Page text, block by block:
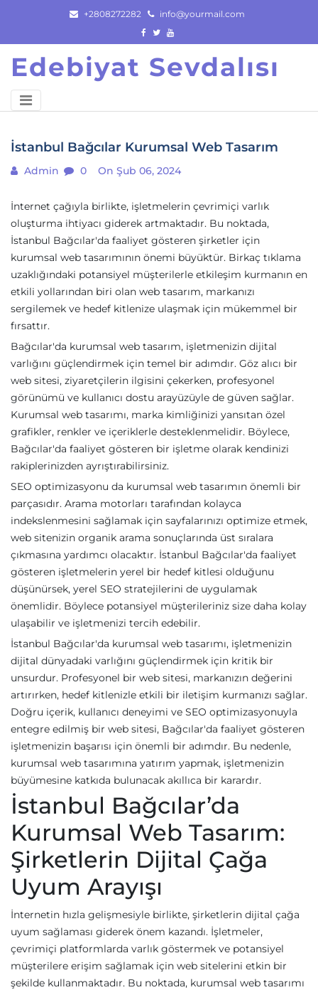
content
+2808272282 info@yourmail.com
Edebiyat Sevdalısı
İstanbul Bağcılar Kurumsal Web Tasarım
Admin 0 On Şub 06, 2024
İnternet çağıyla birlikte, işletmelerin çevrimiçi varlık
oluşturma ihtiyacı giderek artmaktadır. Bu noktada,
İstanbul Bağcılar'da faaliyet gösteren şirketler için
kurumsal web tasarımının önemi büyüktür. Birkaç tıklama
uzaklığındaki potansiyel müşterilerle etkileşim kurmanın en
etkili yollarından biri olan web tasarım, markanızı
sergilemek ve hedef kitlenize ulaşmak için mükemmel bir
fırsattır.
Bağcılar'da kurumsal web tasarım, işletmenizin dijital
varlığını güçlendirmek için temel bir adımdır. Göz alıcı bir
web sitesi, ziyaretçilerin ilgisini çekerken, profesyonel
görünümü ve kullanıcı dostu arayüzüyle de güven sağlar.
Kurumsal web tasarımı, marka kimliğinizi yansıtan özel
grafikler, renkler ve içeriklerle desteklenmelidir. Böylece,
Bağcılar'da faaliyet gösteren bir işletme olarak kendinizi
rakiplerinizden ayrıştırabilirsiniz.
SEO optimizasyonu da kurumsal web tasarımın önemli bir
parçasıdır. Arama motorları tarafından kolayca
indekslenmesini sağlamak için sayfalarınızı optimize etmek,
web sitenizin organik arama sonuçlarında üst sıralara
çıkmasına yardımcı olacaktır. İstanbul Bağcılar'da faaliyet
gösteren işletmelerin yerel bir hedef kitlesi olduğunu
düşünürsek, yerel SEO stratejilerini de uygulamak
önemlidir. Böylece potansiyel müşterileriniz size daha kolay
ulaşabilir ve işletmenizi tercih edebilir.
İstanbul Bağcılar'da kurumsal web tasarımı, işletmenizin
dijital dünyadaki varlığını güçlendirmek için kritik bir
unsurdur. Profesyonel bir web sitesi, markanızın değerini
artırırken, hedef kitlenizle etkili bir iletişim kurmanızı sağlar.
Doğru içerik, kullanıcı deneyimi ve SEO optimizasyonuyla
entegre edilmiş bir web sitesi, Bağcılar'da faaliyet gösteren
işletmenizin başarısı için önemli bir adımdır. Bu nedenle,
kurumsal web tasarımına yatırım yapmak, işletmenizin
büyümesine katkıda bulunacak akıllıca bir karardır.
İstanbul Bağcılar’da
Kurumsal Web Tasarım:
Şirketlerin Dijital Çağa
Uyum Arayışı
İnternetin hızla gelişmesiyle birlikte, şirketlerin dijital çağa
uyum sağlaması giderek önem kazandı. İşletmeler,
çevrimiçi platformlarda varlık göstermek ve potansiyel
müşterilere erişim sağlamak için web sitelerini etkin bir
şekilde kullanmaktadır. Bu noktada, kurumsal web tasarımı